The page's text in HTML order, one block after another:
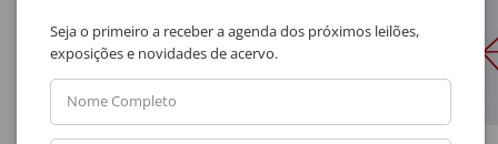
Seja o primeiro a receber a agenda dos próximos leilões,
exposições e novidades de acervo.
Nome Completo